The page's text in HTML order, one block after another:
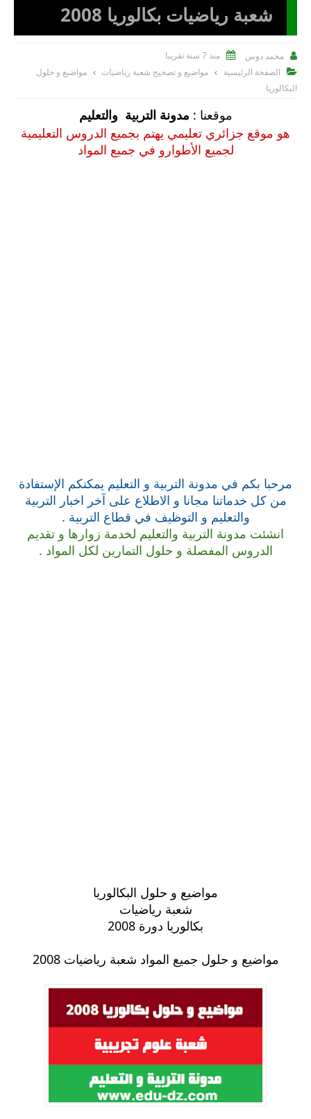
شعبة رياضيات بكالوريا 2008
 محمد دوس  منذ 7 سنة تقريبا
 الصفحة الرئيسية مواضيع و تصحيح شعبة رياضيات
مواضيع و حلول
البكالوريا
موقعنا : مدونة التربية والتعليم
هو موقع جزائري تعليمي يهتم بجميع الدروس التعليمية
لجميع الأطوارو في جميع المواد
مرحبا بكم في مدونة التربية و التعليم يمكنكم الإستفادة
من كل خدماتنا مجانا و الاطلاع على آخر اخبار التربية
والتعليم و التوظيف في قطاع التربية .
انشئت مدونة التربية والتعليم لخدمة زوارها و تقديم
الدروس المفصلة و حلول التمارين لكل المواد .
مواضيع و حلول البكالوريا
شعبة رياضيات
بكالوريا دورة 2008
مواضيع و حلول جميع المواد شعبة رياضيات 2008